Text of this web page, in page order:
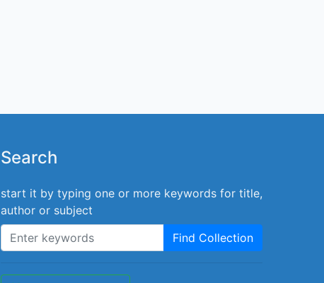
Search
start it by typing one or more keywords for title,
author or subject
Find Collection